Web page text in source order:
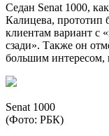
Седан Senat 1000,
Калицева, прототип
клиентам вариант с
сзади». Также он
большим интересом,
Senat 1000
(Фото: РБК)